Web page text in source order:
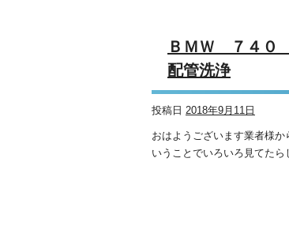
ＢＭＷ ７４
配管洗浄
投稿日 2018年9月11日
おはようございます業者様
いうことでいろいろ見てた